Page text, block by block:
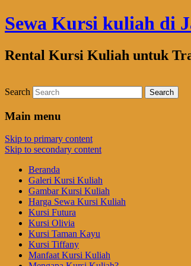
Sewa Kursi kuliah di
Rental Kursi Kuliah untuk
Search
Main menu
Skip to primary content
Skip to secondary content
Beranda
Galeri Kursi Kuliah
Gambar Kursi Kuliah
Harga Sewa Kursi Kuliah
Kursi Futura
Kursi Olivia
Kursi Taman Kayu
Kursi Tiffany
Manfaat Kursi Kuliah